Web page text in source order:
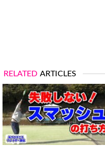
RELATED ARTICLES